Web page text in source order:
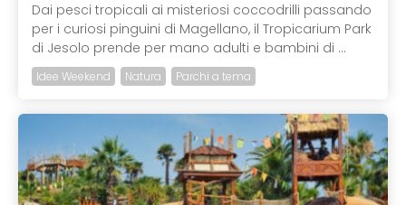
Dai pesci tropicali ai misteriosi coccodrilli passando
per i curiosi pinguini di Magellano, il Tropicarium Park
di Jesolo prende per mano adulti e bambini di ...
Idee Weekend Natura Parchi a tema